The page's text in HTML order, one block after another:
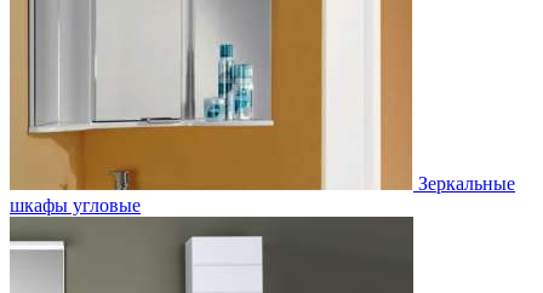
Зеркальные
шкафы угловые